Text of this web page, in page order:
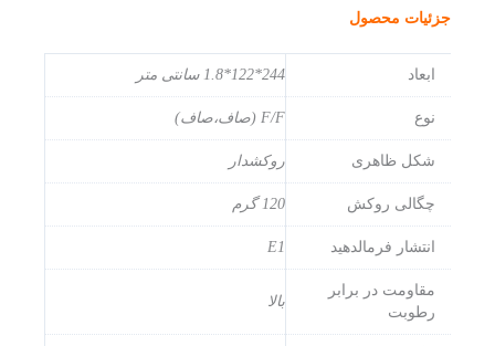
جزئیات محصول
ابعاد 244*122*1.8 سانتی متر
نوع F/F (صاف،صاف)
شکل ظاهری روکشدار
چگالی روکش 120 گرم
انتشار فرمالدهید E1
مقاومت در برابر
رطوبت
بالا